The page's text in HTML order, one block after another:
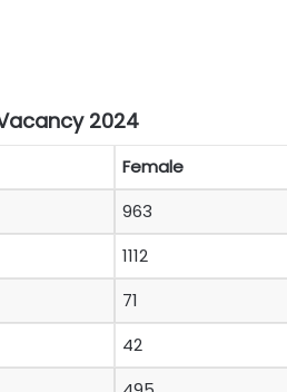
2024
Female
963
1112
71
42